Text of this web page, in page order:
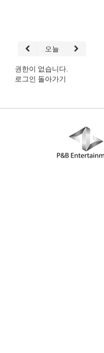
오늘
권한이 없습니다.
로그인 돌아가기